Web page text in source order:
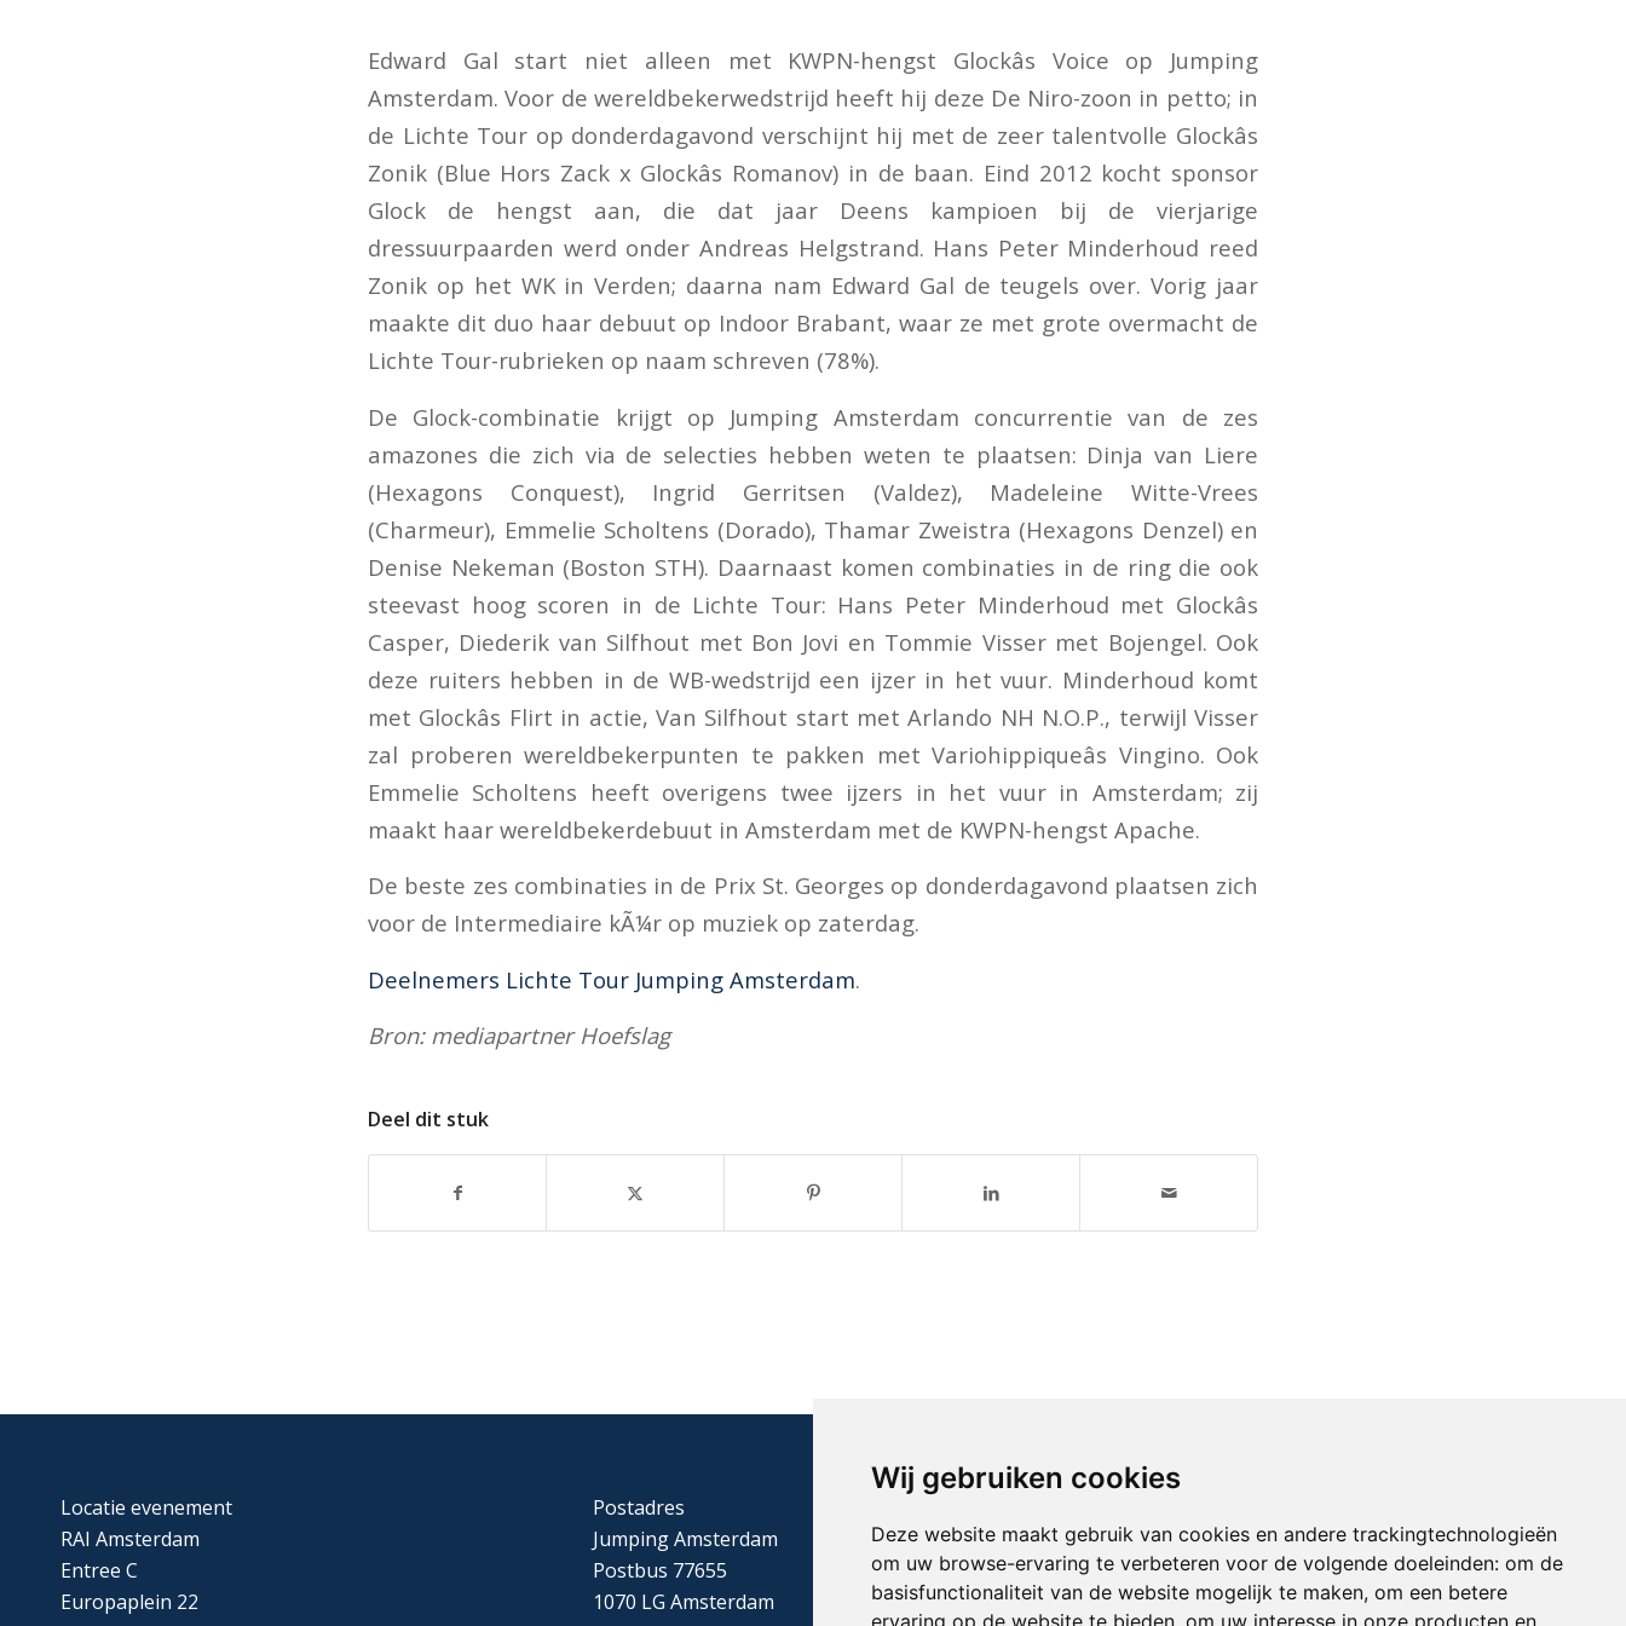
Wij gebruiken cookies
Deze website maakt gebruik van cookies en andere trackingtechnologieën
om uw browse-ervaring te verbeteren voor de volgende doeleinden: om de
basisfunctionaliteit van de website mogelijk te maken, om een betere
ervaring op de website te bieden om uw interesse in onze producten en
Edward Gal start niet alleen met KWPN-hengst Glockâs Voice op Jumping
Amsterdam. Voor de wereldbekerwedstrijd heeft hij deze De Niro-zoon in petto; in
de Lichte Tour op donderdagavond verschijnt hij met de zeer talentvolle Glockâs
Zonik (Blue Hors Zack x Glockâs Romanov) in de baan. Eind 2012 kocht sponsor
Glock de hengst aan, die dat jaar Deens kampioen bij de vierjarige
dressuurpaarden werd onder Andreas Helgstrand. Hans Peter Minderhoud reed
Zonik op het WK in Verden; daarna nam Edward Gal de teugels over. Vorig jaar
maakte dit duo haar debuut op Indoor Brabant, waar ze met grote overmacht de
Lichte Tour-rubrieken op naam schreven (78%).
De Glock-combinatie krijgt op Jumping Amsterdam concurrentie van de zes
amazones die zich via de selecties hebben weten te plaatsen: Dinja van Liere
(Hexagons Conquest), Ingrid Gerritsen (Valdez), Madeleine Witte-Vrees
(Charmeur), Emmelie Scholtens (Dorado), Thamar Zweistra (Hexagons Denzel) en
Denise Nekeman (Boston STH). Daarnaast komen combinaties in de ring die ook
steevast hoog scoren in de Lichte Tour: Hans Peter Minderhoud met Glockâs
Casper, Diederik van Silfhout met Bon Jovi en Tommie Visser met Bojengel. Ook
deze ruiters hebben in de WB-wedstrijd een ijzer in het vuur. Minderhoud komt
met Glockâs Flirt in actie, Van Silfhout start met Arlando NH N.O.P., terwijl Visser
zal proberen wereldbekerpunten te pakken met Variohippiqueâs Vingino. Ook
Emmelie Scholtens heeft overigens twee ijzers in het vuur in Amsterdam; zij
maakt haar wereldbekerdebuut in Amsterdam met de KWPN-hengst Apache.
De beste zes combinaties in de Prix St. Georges op donderdagavond plaatsen zich
voor de Intermediaire kÃ¼r op muziek op zaterdag.
Deelnemers Lichte Tour Jumping Amsterdam.
Bron: mediapartner Hoefslag
Deel dit stuk
Locatie evenement
RAI Amsterdam
Entree C
Europaplein 22
Postadres
Jumping Amsterdam
Postbus 77655
1070 LG Amsterdam